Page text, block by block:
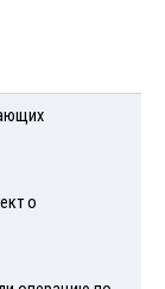
о